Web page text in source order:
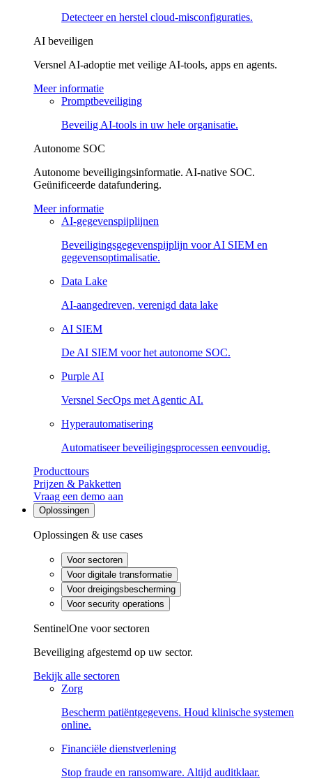
Detecteer en herstel cloud-misconfiguraties.
AI beveiligen
Versnel AI-adoptie met veilige AI-tools, apps en agents.
Meer informatie
Promptbeveiliging
Beveilig AI-tools in uw hele organisatie.
Autonome SOC
Autonome beveiligingsinformatie. AI-native SOC.
Geünificeerde datafundering.
Meer informatie
AI-gegevenspijplijnen
Beveiligingsgegevenspijplijn voor AI SIEM en
gegevensoptimalisatie.
Data Lake
AI-aangedreven, verenigd data lake
AI SIEM
De AI SIEM voor het autonome SOC.
Purple AI
Versnel SecOps met Agentic AI.
Hyperautomatisering
Automatiseer beveiligingsprocessen eenvoudig.
Producttours
Prijzen & Pakketten
Vraag een demo aan
Oplossingen
Oplossingen & use cases
Voor sectoren
Voor digitale transformatie
Voor dreigingsbescherming
Voor security operations
SentinelOne voor sectoren
Beveiliging afgestemd op uw sector.
Bekijk alle sectoren
Zorg
Bescherm patiëntgegevens. Houd klinische systemen
online.
Financiële dienstverlening
Stop fraude en ransomware. Altijd auditklaar.